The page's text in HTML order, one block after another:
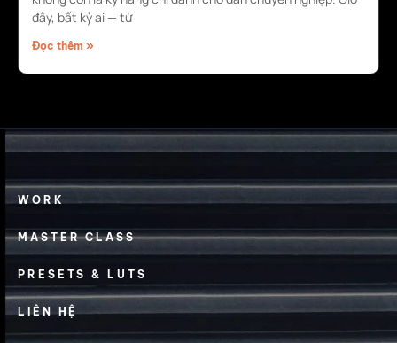
đây, bất kỳ ai — từ
Đọc thêm »
WORK
MASTER CLASS
PRESETS & LUTS
LIÊN HỆ